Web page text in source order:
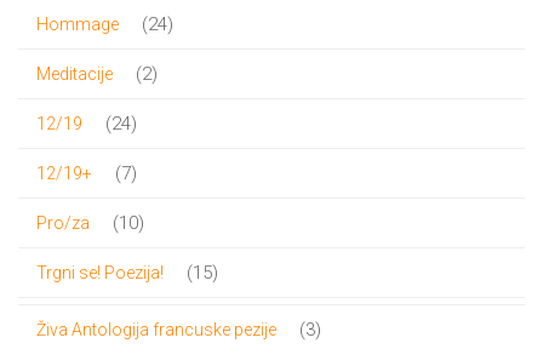
Hommage 2424
Meditacije 22
12/19 2424
12/19+ 77
Pro/za 1010
Trgni se! Poezija! 1515
Živa Antologija francuske pezije 33